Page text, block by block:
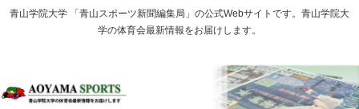
青山学院大学 「青山スポーツ新聞編集局」の公式Webサイトです。青山学院大
学の体育会最新情報をお届けします。